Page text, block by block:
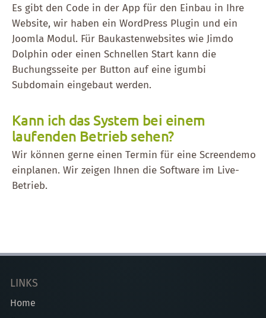
Es gibt den Code in der App für den Einbau in Ihre
Website, wir haben ein WordPress Plugin und ein
Joomla Modul. Für Baukastenwebsites wie Jimdo
Dolphin oder einen Schnellen Start kann die
Buchungsseite per Button auf eine igumbi
Subdomain eingebaut werden.
Kann ich das System bei einem
laufenden Betrieb sehen?
Wir können gerne einen Termin für eine Screendemo
einplanen. Wir zeigen Ihnen die Software im Live-
Betrieb.
LINKS
Home